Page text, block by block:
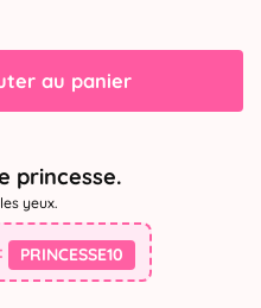
au panier
princesse.
yeux.
PRINCESSE10